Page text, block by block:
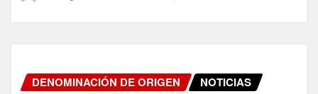
DENOMINACIÓN DE ORIGEN NOTICIAS